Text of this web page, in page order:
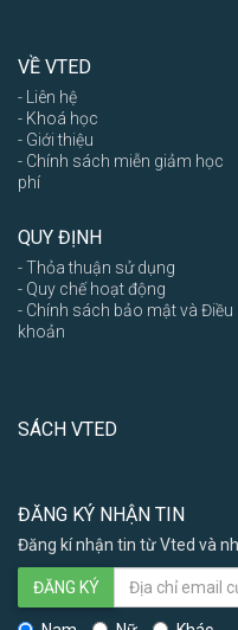
VỀ VTED
- Liên hệ
- Khoá học
- Giới thiệu
- Chính sách miễn giảm học
phí
QUY ĐỊNH
- Thỏa thuận sử dụng
- Quy chế hoạt động
- Chính sách bảo mật và Điều
khoản
SÁCH VTED
ĐĂNG KÝ NHẬN TIN
Đăng kí nhận tin từ Vted và
ĐĂNG KÝ